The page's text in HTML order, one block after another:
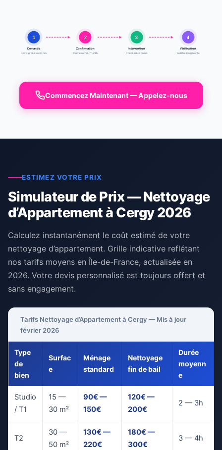
1
Demande
Devis gratuit en 30 min
2
Confirmation
Créneau 7j/7, 7h-21h
3
Intervention
Checklist 47 points
4
Vérification
Satisfaction garantie
Commencez Maintenant — Appelez-nous
ESTIMEZ VOTRE PRIX
Simulateur de Prix — Nettoyage
d’Appartement à Cergy 2026
Calculez instantanément le coût estimé de votre
nettoyage d’appartement. Grille indicative reflétant
nos tarifs moyens en Île-de-France, actualisée en
2026. Votre devis personnalisé est toujours offert et
sans engagement.
Tarifs Nettoyage d’Appartement à Cergy — Mis à jour
février 2026
Type
de
bien
Surfac
e
Ménage
standard
Nettoyage
fin de bail
Durée
moyenn
e
Studio
/ T1
15 —
30 m²
90€ —
150€
120€ —
200€
2 — 3h
T2
30 —
50 m²
130€ —
220€
180€ —
300€
3 — 4h